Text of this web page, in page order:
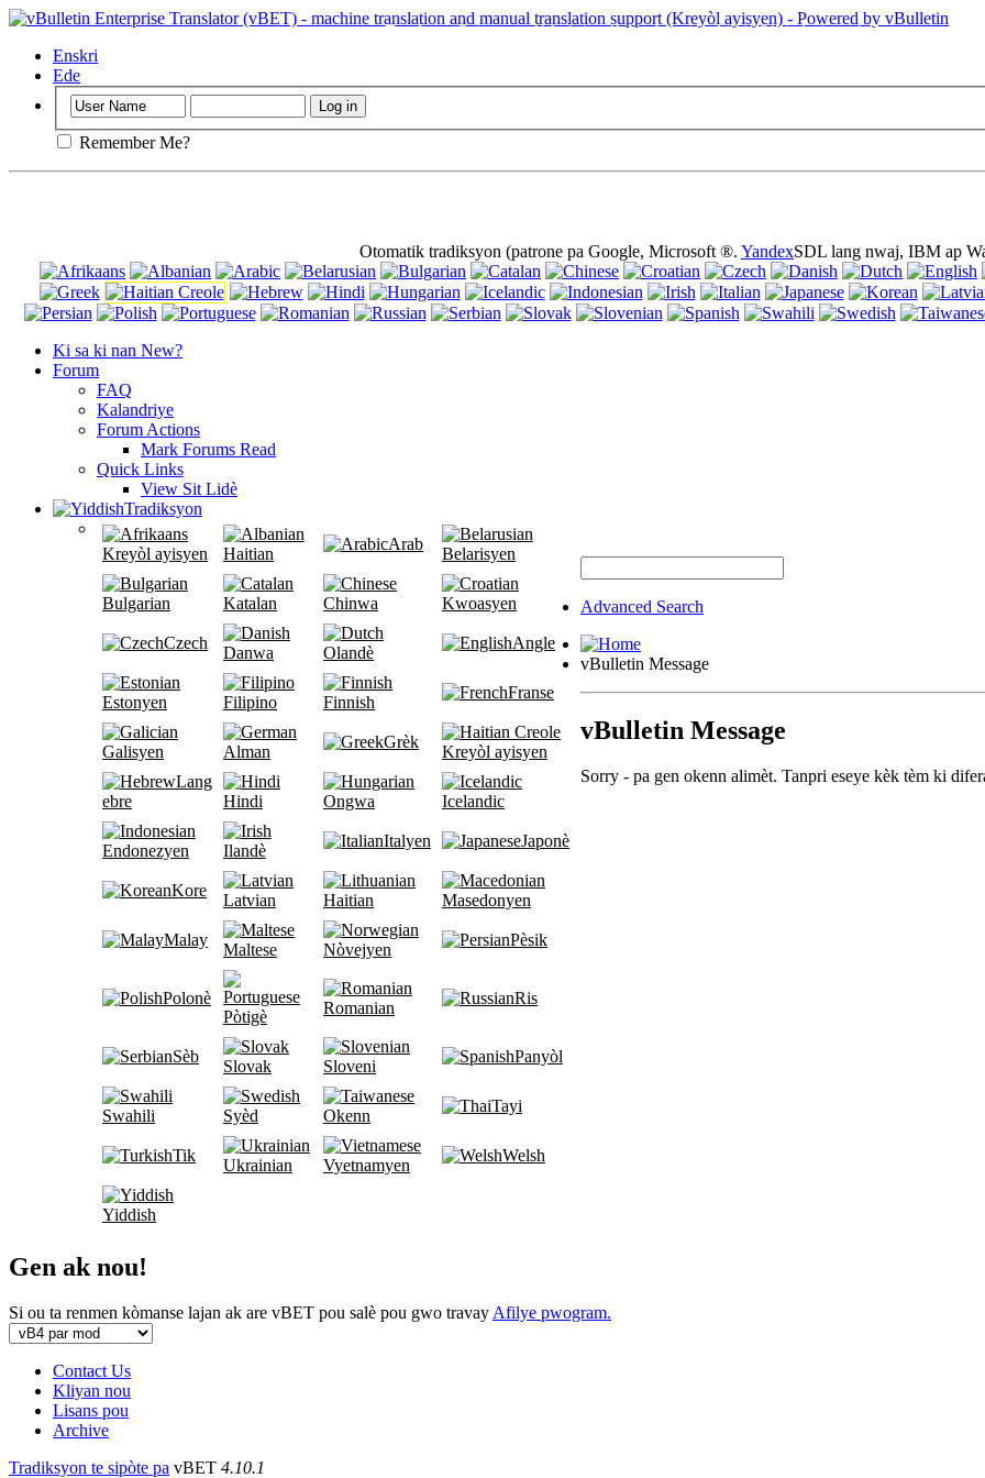
Enpòtan: Paj sa a se lè l sèvi avèk bonbon (cookies). Sèvi ak sit entènèt sa a san yo
Enskri
Ede
Remember Me?
Otomatik tradiksyon (patrone pa Google, Microsoft ®. YandexSDL lang nwaj, IBM ap
Ki sa ki nan New?
Forum
FAQ
Kalandriye
Forum Actions
Mark Forums Read
Quick Links
View Sit Lidè
Tradiksyon
Kreyòl ayisyen Haitian
Arab
Belarisyen
Bulgarian Katalan Chinwa Kwoasyen
Czech
Danwa Olandè
Angle
Estonyen Filipino Finnish
Franse
Galisyen Alman
Grèk
Kreyòl ayisyen
Lang
ebre
Hindi Ongwa Icelandic
Endonezyen Ilandè
Italyen Japonè
Kore
Latvian Haitian Masedonyen
Malay
Maltese Nòvejyen
Pèsik
Polonè
Pòtigè
Romanian
Ris
Sèb
Slovak Sloveni
Panyòl
Swahili Syèd Okenn
Tayi
Tik
Ukrainian Vyetnamyen
Welsh
Yiddish
Advanced Search
vBulletin Message
Gen ak nou!
Si ou ta renmen kòmanse lajan ak are vBET pou salè pou gwo travayAfilye pwogram.
vBulletin Message
Sorry - pa gen okenn alimèt. Tanpri eseye kèk tèm ki
Contact Us
Kliyan nou
Lisans pou
Archive
Tradiksyon te sipòte pa vBET 4.10.1